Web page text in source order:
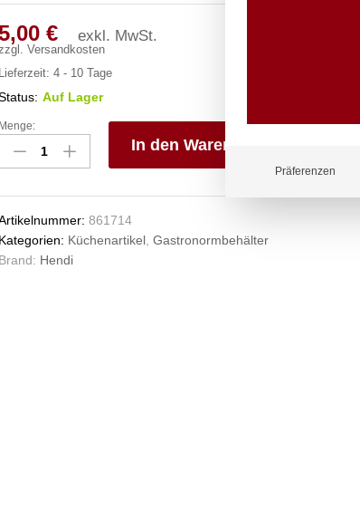
€ exkl. MwSt.
Versandkosten
Lieferzeit: 4 - 10 Tage
Auf Lager
Gastronorm-
Behälter
6,
GN
1/6,
Menge:
In den Warenkorb
861714
Kategorien: Küchenartikel, Gastronormbehälter
Brand: Hendi
Präferenzen